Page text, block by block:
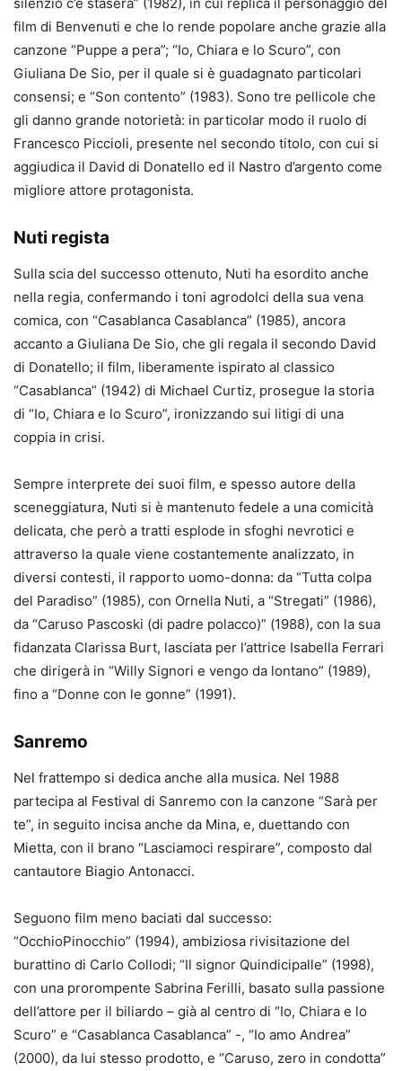
film di Benvenuti e che lo rende popolare anche grazie alla
canzone “Puppe a pera”; “Io, Chiara e lo Scuro”, con
Giuliana De Sio, per il quale si è guadagnato particolari
consensi; e “Son contento” (1983). Sono tre pellicole che
gli danno grande notorietà: in particolar modo il ruolo di
Francesco Piccioli, presente nel secondo titolo, con cui si
aggiudica il David di Donatello ed il Nastro d’argento come
migliore attore protagonista.
Nuti regista
Sulla scia del successo ottenuto, Nuti ha esordito anche
nella regia, confermando i toni agrodolci della sua vena
comica, con “Casablanca Casablanca” (1985), ancora
accanto a Giuliana De Sio, che gli regala il secondo David
di Donatello; il film, liberamente ispirato al classico
“Casablanca” (1942) di Michael Curtiz, prosegue la storia
di “Io, Chiara e lo Scuro”, ironizzando sui litigi di una
coppia in crisi.
Sempre interprete dei suoi film, e spesso autore della
sceneggiatura, Nuti si è mantenuto fedele a una comicità
delicata, che però a tratti esplode in sfoghi nevrotici e
attraverso la quale viene costantemente analizzato, in
diversi contesti, il rapporto uomo-donna: da “Tutta colpa
del Paradiso” (1985), con Ornella Nuti, a “Stregati” (1986),
da “Caruso Pascoski (di padre polacco)” (1988), con la sua
fidanzata Clarissa Burt, lasciata per l’attrice Isabella Ferrari
che dirigerà in “Willy Signori e vengo da lontano” (1989),
fino a “Donne con le gonne” (1991).
Sanremo
Nel frattempo si dedica anche alla musica. Nel 1988
partecipa al Festival di Sanremo con la canzone “Sarà per
te”, in seguito incisa anche da Mina, e, duettando con
Mietta, con il brano “Lasciamoci respirare”, composto dal
cantautore Biagio Antonacci.
Seguono film meno baciati dal successo:
“OcchioPinocchio” (1994), ambiziosa rivisitazione del
burattino di Carlo Collodi; “Il signor Quindicipalle” (1998),
con una prorompente Sabrina Ferilli, basato sulla passione
dell’attore per il biliardo – già al centro di “Io, Chiara e lo
Scuro” e “Casablanca Casablanca” -, “Io amo Andrea”
(2000), da lui stesso prodotto, e “Caruso, zero in condotta”